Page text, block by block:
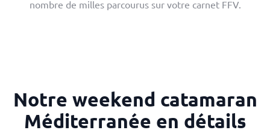
nombre de milles parcourus sur votre carnet FFV.
Notre weekend catamaran
Méditerranée en détails